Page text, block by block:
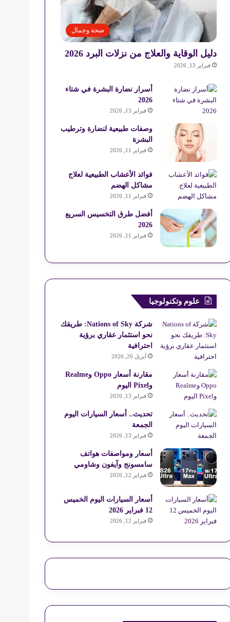
صحة وجمال
دليل الوقاية والعلاج من نزلات البرد 2026
فبراير 13, 2026
أسرار نضارة البشرة في شتاء
2026
فبراير 13, 2026
وصفات طبيعية لنضارة وترطيب
البشرة
فبراير 11, 2026
فوائد الأعشاب الطبيعية لعلاج
مشاكل الهضم
فبراير 11, 2026
أفضل طرق التخسيس السريع
2026
فبراير 11, 2026
علوم وتكنولوجيا
شركة Nations of Sky: طريقك
نحو استثمار عقاري برؤية
احترافية
أبريل 26, 2026
مقارنة أسعار Oppo وRealme
وPixel اليوم
فبراير 13, 2026
تحديث.. أسعار السيارات اليوم
الجمعة
فبراير 13, 2026
أسعار ومواصفات هواتف
سامسونج وآيفون وشاومي
فبراير 12, 2026
أسعار السيارات اليوم الخميس
12 فبراير 2026
فبراير 12, 2026